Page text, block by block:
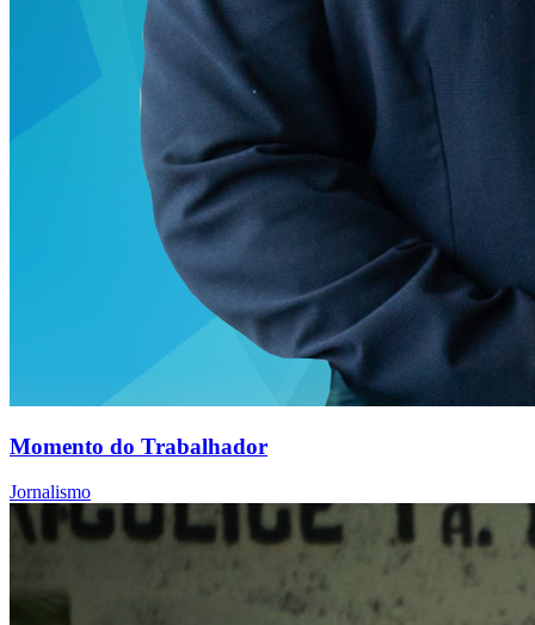
Momento do Trabalhador
Jornalismo